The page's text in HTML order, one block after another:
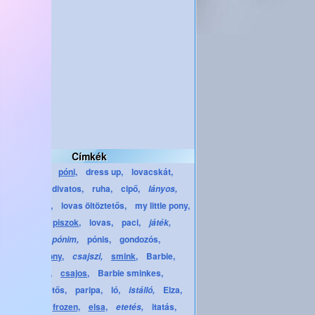
Címkék
póni, dress up,
lovacskát,
divatos, ruha, cipő, lányos,
játék, lovas öltöztetős,
my little pony,
piszok, lovas, paci,
játék,
én kicsi pónim,
pónis,
gondozós,
my_little_pony,
csajszi, smink,
Barbie,
sminkes,
csajos,
Barbie sminkes,
öltöztetős,
paripa, ló, istálló,
Elza,
frozen, elsa, etetés, itatás,